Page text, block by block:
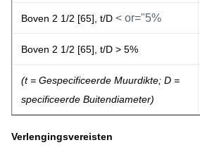
Boven 2 1/2 [65], t/D < or="5%
Boven 2 1/2 [65], t/D > 5%
(t = Gespecificeerde Muurdikte; D =
specificeerde Buitendiameter)
Verlengingsvereisten